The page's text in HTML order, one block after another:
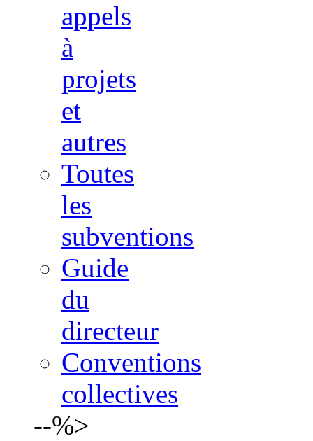
appels
à
projets
et
autres
Toutes
les
subventions
Guide
du
directeur
Conventions
collectives
--%>